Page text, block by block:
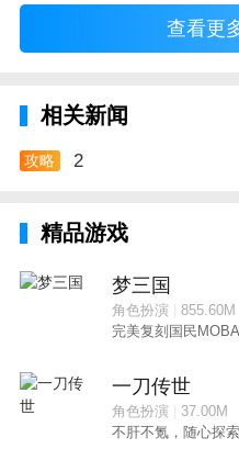
查看更
相关新闻
攻略 2
精品游戏
梦三国
角色扮演| 855.60M
完美复刻国民
一刀传世
角色扮演| 37.00M
不肝不氪，随心探索